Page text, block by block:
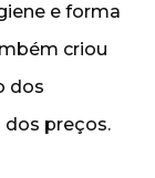
e forma
criou
dos
preços.